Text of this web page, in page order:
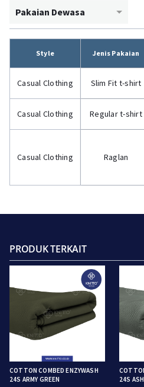
Pakaian Dewasa
Style Jenis Pakaian
Casual Clothing Slim Fit t-shirt
Casual Clothing Regular t-shirt
Casual Clothing Raglan
PRODUK TERKAIT
COTTON COMBED ENZYWASH
24S ARMY GREEN
24S